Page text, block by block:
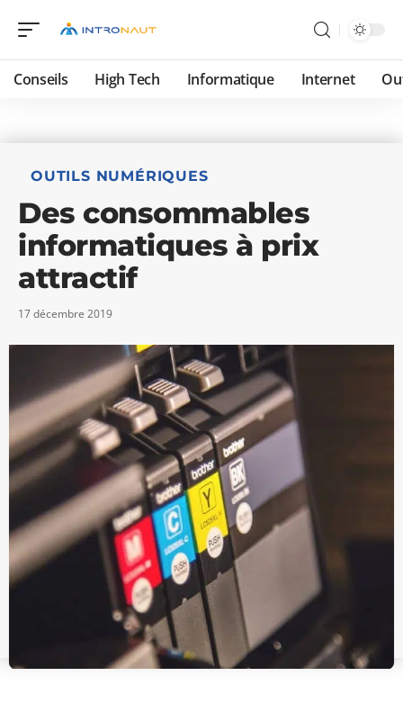
Conseils High Tech Informatique Internet
OUTILS NUMÉRIQUES
Des consommables
informatiques à prix
attractif
17 décembre 2019